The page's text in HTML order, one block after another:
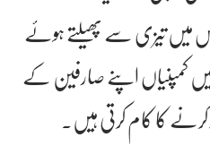
میں تیزی سے پھیلتے ہوئے
کمپنیاں اپنے صارفین کے
کا کام کرتی ہیں۔